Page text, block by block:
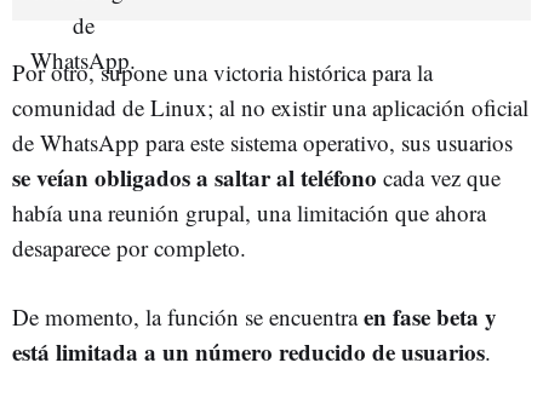
Por otro, supone una victoria histórica para la
comunidad de Linux; al no existir una aplicación oficial
de WhatsApp para este sistema operativo, sus usuarios
se veían obligados a saltar al teléfono cada vez que
había una reunión grupal, una limitación que ahora
desaparece por completo.
De momento, la función se encuentraen fase beta y
está limitada a un número reducido de usuarios.